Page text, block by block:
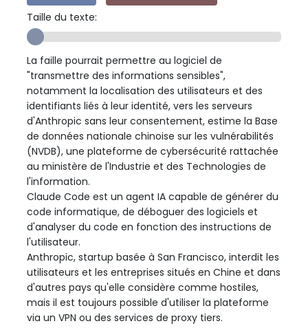
Taille du texte:
La faille pourrait permettre au logiciel de
"transmettre des informations sensibles",
notamment la localisation des utilisateurs et des
identifiants liés à leur identité, vers les serveurs
d'Anthropic sans leur consentement, estime la Base
de données nationale chinoise sur les vulnérabilités
(NVDB), une plateforme de cybersécurité rattachée
au ministère de l'Industrie et des Technologies de
l'information.
Claude Code est un agent IA capable de générer du
code informatique, de déboguer des logiciels et
d'analyser du code en fonction des instructions de
l'utilisateur.
Anthropic, startup basée à San Francisco, interdit les
utilisateurs et les entreprises situés en Chine et dans
d'autres pays qu'elle considère comme hostiles,
mais il est toujours possible d'utiliser la plateforme
via un VPN ou des services de proxy tiers.